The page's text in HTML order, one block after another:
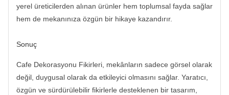
yerel üreticilerden alınan ürünler hem toplumsal fayda sağlar
hem de mekanınıza özgün bir hikaye kazandırır.
Sonuç
Cafe Dekorasyonu Fikirleri, mekânların sadece görsel olarak
değil, duygusal olarak da etkileyici olmasını sağlar. Yaratıcı,
özgün ve sürdürülebilir fikirlerle desteklenen bir tasarım,